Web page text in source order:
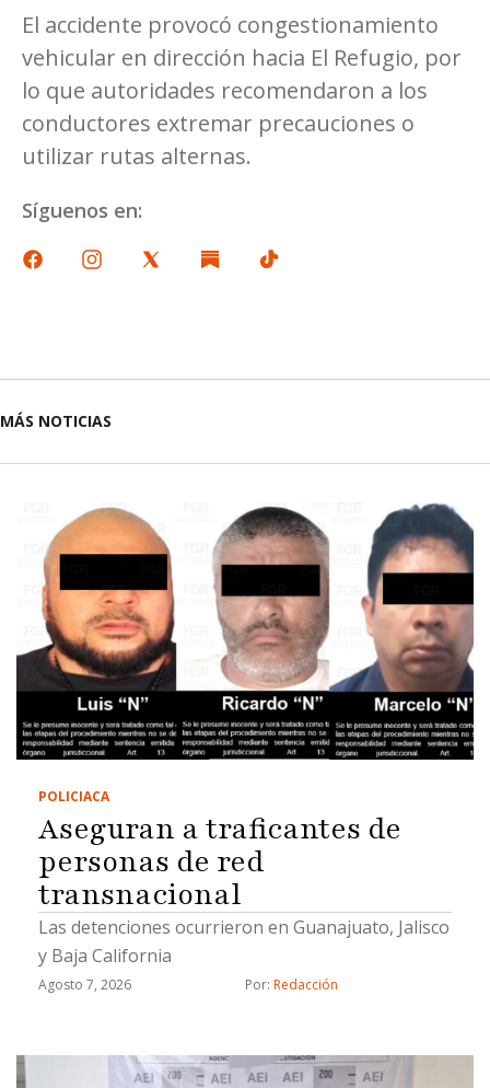
El accidente provocó congestionamiento
vehicular en dirección hacia El Refugio, por
lo que autoridades recomendaron a los
conductores extremar precauciones o
utilizar rutas alternas.
Síguenos en:
MÁS NOTICIAS
POLICIACA
Aseguran a traficantes de
personas de red
transnacional
Las detenciones ocurrieron en Guanajuato, Jalisco
y Baja California
Agosto 7, 2026 Por: Redacción